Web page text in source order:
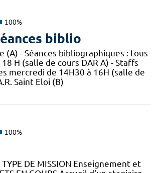
100%
biblio
(A) - Séances bibliographiques : tous
H (salle de cours DAR A) - Staffs
mercredi de 14H30 à 16H (salle de
Saint Eloi (B)
100%
TYPE DE MISSION Enseignement et